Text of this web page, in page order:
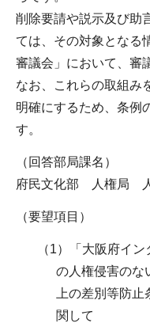
削除要請や説示及び助
ては、その対象となる
審議会」において、審
なお、これらの取組み
明確にするため、条例
す。
（回答部局課名）
府民文化部 人権局
（要望項目）
（1）「大阪府イ
の人権侵害のな
上の差別等防
関して